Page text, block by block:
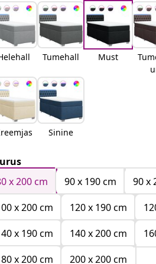
Tumehall Must
Sinine
x 200 cm
90 x 190 cm
90 x
x 200 cm
120 x 190 cm
x 190 cm
140 x 200 cm
x 200 cm
200 x 200 cm